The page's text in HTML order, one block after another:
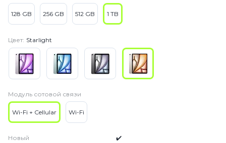
128 GB 256 GB 512 GB 1 TB
Цвет: Starlight
Модуль сотовой связи
Wi-Fi + Cellular Wi-Fi
Новый ✔️